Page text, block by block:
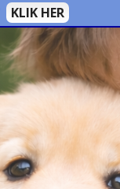
KLIK HER